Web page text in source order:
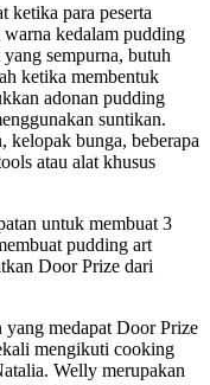
ketika para peserta
kedalam pudding
sempurna, butuh
ketika membentuk
adonan pudding
suntikan.
kelopak bunga, beberapa
atau alat khusus
untuk membuat 3
pudding art
Door Prize dari
yang medapat Door Prize
mengikuti cooking
Welly merupakan